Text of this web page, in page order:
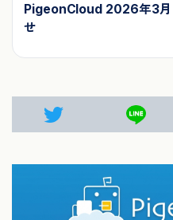
PigeonCloud 2026年3月
せ